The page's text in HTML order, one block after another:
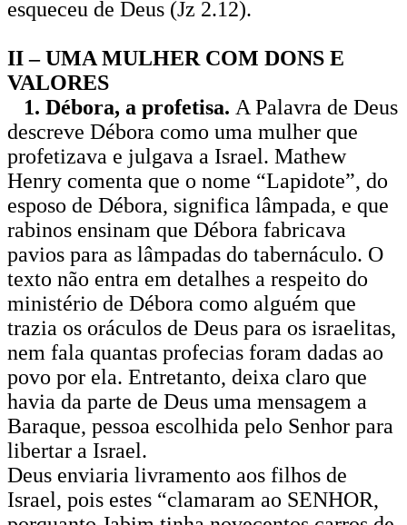
esqueceu de Deus (Jz 2.12).
II – UMA MULHER COM DONS E
VALORES
1. Débora, a profetisa. A Palavra de Deus
descreve Débora como uma mulher que
profetizava e julgava a Israel. Mathew
Henry comenta que o nome “Lapidote”, do
esposo de Débora, significa lâmpada, e que
rabinos ensinam que Débora fabricava
pavios para as lâmpadas do tabernáculo. O
texto não entra em detalhes a respeito do
ministério de Débora como alguém que
trazia os oráculos de Deus para os israelitas,
nem fala quantas profecias foram dadas ao
povo por ela. Entretanto, deixa claro que
havia da parte de Deus uma mensagem a
Baraque, pessoa escolhida pelo Senhor para
libertar a Israel.
Deus enviaria livramento aos filhos de
Israel, pois estes “clamaram ao SENHOR,